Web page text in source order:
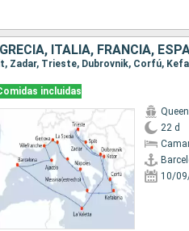
ITALIA, FRANCIA,
incluidas
22 d
10/